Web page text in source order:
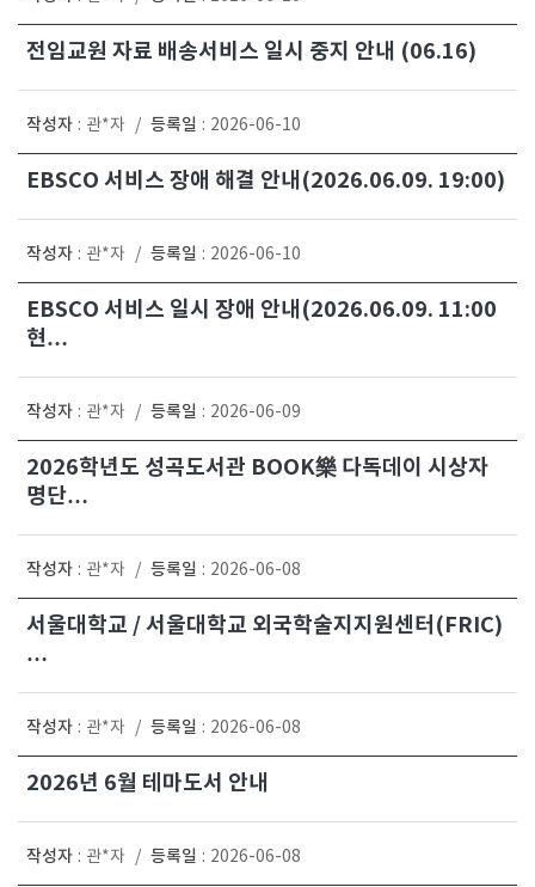
전임교원 자료 배송서비스 일시 중지 안내 (06.16)
작성자 : 관*자 / 등록일 : 2026-06-10
EBSCO 서비스 장애 해결 안내(2026.06.09. 19:00)
작성자 : 관*자 / 등록일 : 2026-06-10
EBSCO 서비스 일시 장애 안내(2026.06.09. 11:00
현…
작성자 : 관*자 / 등록일 : 2026-06-09
2026학년도 성곡도서관 BOOK樂 다독데이 시상자
명단…
작성자 : 관*자 / 등록일 : 2026-06-08
서울대학교 / 서울대학교 외국학술지지원센터(FRIC)
…
작성자 : 관*자 / 등록일 : 2026-06-08
2026년 6월 테마도서 안내
작성자 : 관*자 / 등록일 : 2026-06-08